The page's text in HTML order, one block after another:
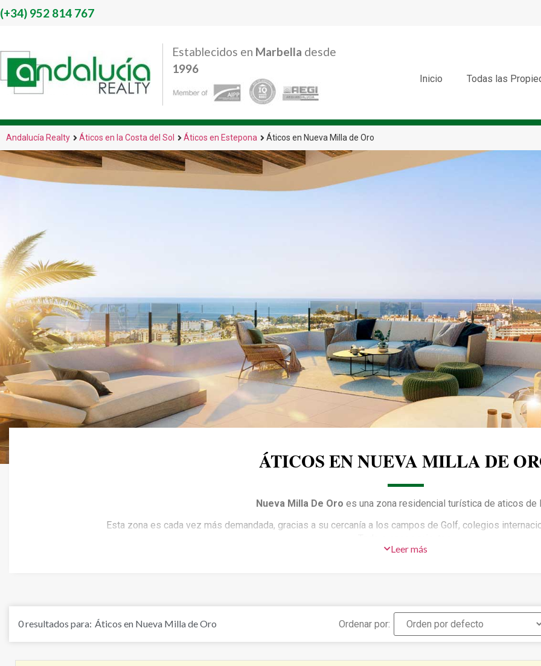
(+34) 952 814 767
Establecidos en Marbella desde
1996
Inicio Todas las
Andalucía Realty Áticos en la Costa del Sol Áticos en Estepona Áticos en Nueva Milla de Oro
ÁTICOS EN NUEVA MILLA DE
Nueva Milla De Oro es una zona residencial turística de aticos de
Esta zona es cada vez más demandada, gracias a su cercanía a los campos de Golf, colegios
creciente, tanto residencial como vacacional, y cuyos precios continúan
¿Quieres verlo por ti mismo?, Descubre
las mejores aticos en Nueva
Leer más
0resultados para: Áticos en Nueva Milla de Oro Ordenar por: